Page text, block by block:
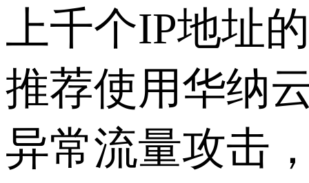
上千个IP地址
推荐使用华纳
异常流量攻击